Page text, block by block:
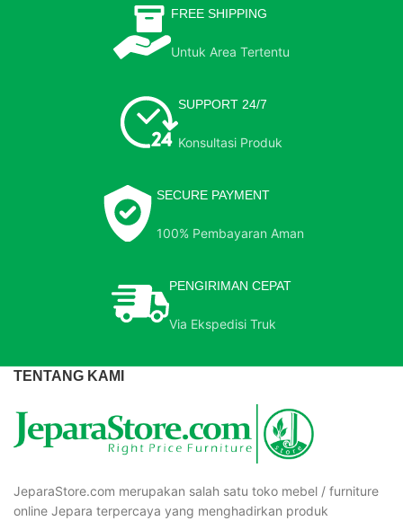
FREE SHIPPING
Untuk Area Tertentu
SUPPORT 24/7
Konsultasi Produk
SECURE PAYMENT
100% Pembayaran Aman
PENGIRIMAN CEPAT
Via Ekspedisi Truk
TENTANG KAMI
JeparaStore.com merupakan salah satu toko mebel / furniture
online Jepara terpercaya yang menghadirkan produk